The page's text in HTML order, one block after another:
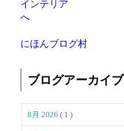
にほんブログ村
ブログアーカイブ
8月 2026 ( 1 )